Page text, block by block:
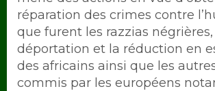
réparation des crimes contre
que furent les razzias négrières,
déportation et la réduction en
des africains ainsi que les
commis par les européens